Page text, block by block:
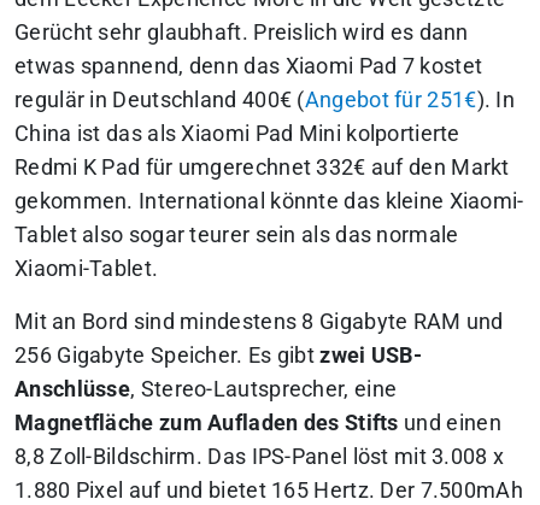
Gerücht sehr glaubhaft. Preislich wird es dann
etwas spannend, denn das Xiaomi Pad 7 kostet
regulär in Deutschland 400€ (Angebot für 251€). In
China ist das als Xiaomi Pad Mini kolportierte
Redmi K Pad für umgerechnet 332€ auf den Markt
gekommen. International könnte das kleine Xiaomi-
Tablet also sogar teurer sein als das normale
Xiaomi-Tablet.
Mit an Bord sind mindestens 8 Gigabyte RAM und
256 Gigabyte Speicher. Es gibtzwei USB-
Anschlüsse, Stereo-Lautsprecher, eine
Magnetfläche zum Aufladen des Stifts und einen
8,8 Zoll-Bildschirm. Das IPS-Panel löst mit 3.008 x
1.880 Pixel auf und bietet 165 Hertz. Der 7.500mAh